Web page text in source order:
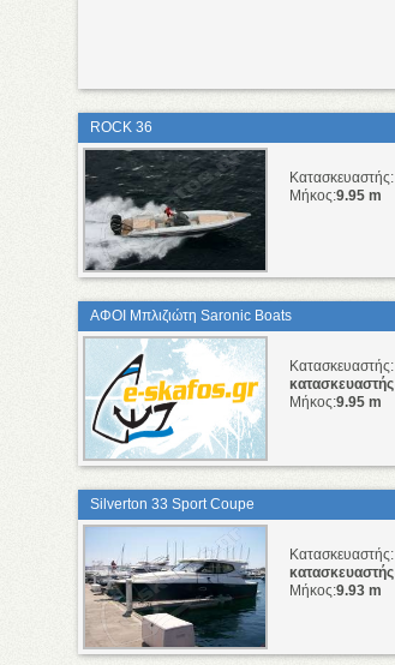
ROCK 36
Κατασκευαστής:
Μήκος:9.95 m
ΑΦΟΙ Μπλιζιώτη Saronic Boats
Κατασκευαστής:
κατασκευαστής
Μήκος:9.95 m
Silverton 33 Sport Coupe
Κατασκευαστής:
κατασκευαστής
Μήκος:9.93 m